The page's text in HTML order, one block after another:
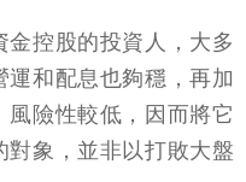
控股的投資人，大多
和配息也夠穩，再加
險性較低，因而將它
象，並非以打敗大盤